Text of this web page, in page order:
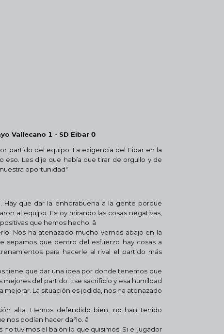
Vallecano 1 - SD Eibar 0
partido del equipo. La exigencia del Eibar en la
eso. Les dije que había que tirar de orgullo y de
oportunidad"
Hay que dar la enhorabuena a la gente porque
al equipo. Estoy mirando las cosas negativas,
que hemos hecho. â
Nos ha atenazado mucho vernos abajo en la
sepamos que dentro del esfuerzo hay cosas a
para hacerle al rival el partido más
tiene que dar una idea por donde tenemos que
del partido. Ese sacrificio y esa humildad
mejorar. La situación es jodida, nos ha atenazado
alta. Hemos defendido bien, no han tenido
podían hacer daño. â
tuvimos el balón lo que quisimos. Si el jugador